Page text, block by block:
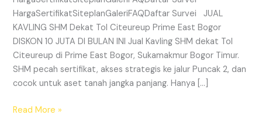
HargaSertifikatSiteplanGaleriFAQDaftar Survei JUAL
KAVLING SHM Dekat Tol Citeureup Prime East Bogor
DISKON 10 JUTA DI BULAN INI Jual Kavling SHM dekat Tol
Citeureup di Prime East Bogor, Sukamakmur Bogor Timur.
SHM pecah sertifikat, akses strategis ke jalur Puncak 2, dan
cocok untuk aset tanah jangka panjang. Hanya […]
Read More »